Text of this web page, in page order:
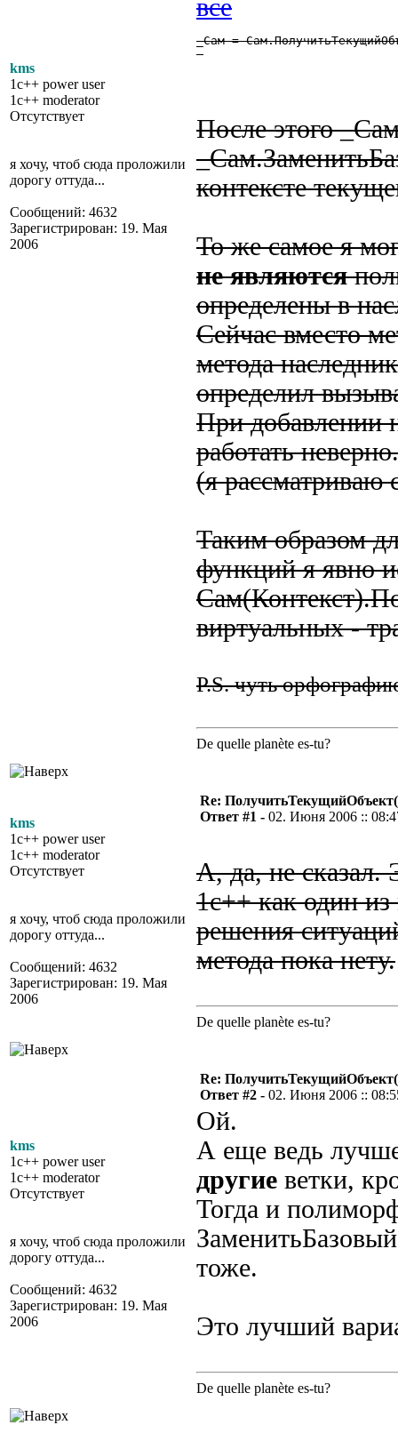
kms
1c++ power user
1c++ moderator
Отсутствует
я хочу, чтоб сюда проложили
дорогу оттуда...
Сообщений: 4632
Зарегистрирован: 19. Мая
2006
_Сам =
После этого
контексте
То же самое я
не являются
определены в
Сейчас вместо
метода
определил
При добавлении
работать
(я рассматриваю
Таким образом
функций я явно
виртуальных -
P.S. чуть
De quelle planète es-tu?
kms
1c++ power user
1c++ moderator
Отсутствует
я хочу, чтоб сюда проложили
дорогу оттуда...
Сообщений: 4632
Зарегистрирован: 19. Мая
2006
Re:
Ответ #1 - 02. Июня 2006 ::
А, да, не сказал.
1с++ как один
решения
метода пока нету.
De quelle planète es-tu?
kms
1c++ power user
1c++ moderator
Отсутствует
я хочу, чтоб сюда проложили
дорогу оттуда...
Сообщений: 4632
Зарегистрирован: 19. Мая
2006
Re:
Ответ #2 - 02. Июня 2006 ::
Ой.
А еще ведь
другие ветки,
Тогда и
тоже.
Это лучший
De quelle planète es-tu?